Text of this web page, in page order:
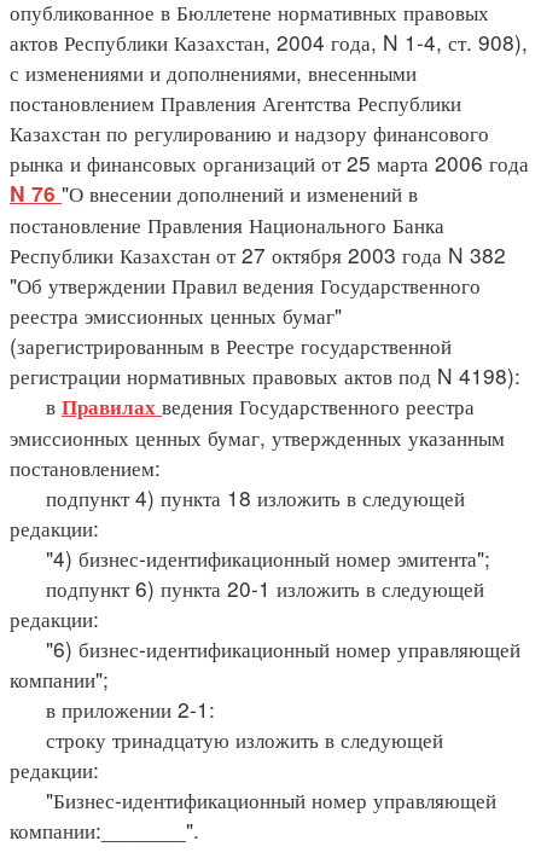
опубликованное в Бюллетене нормативных правовых
актов Республики Казахстан, 2004 года, N 1-4, ст. 908),
с изменениями и дополнениями, внесенными
постановлением Правления Агентства Республики
Казахстан по регулированию и надзору финансового
рынка и финансовых организаций от 25 марта 2006 года
N 76 "О внесении дополнений и изменений в
постановление Правления Национального Банка
Республики Казахстан от 27 октября 2003 года N 382
"Об утверждении Правил ведения Государственного
реестра эмиссионных ценных бумаг"
(зарегистрированным в Реестре государственной
регистрации нормативных правовых актов под N 4198):
в Правилах ведения Государственного реестра
эмиссионных ценных бумаг, утвержденных указанным
постановлением:
подпункт 4) пункта 18 изложить в следующей
редакции:
"4) бизнес-идентификационный номер эмитента";
подпункт 6) пункта 20-1 изложить в следующей
редакции:
"6) бизнес-идентификационный номер управляющей
компании";
в приложении 2-1:
строку тринадцатую изложить в следующей
редакции:
"Бизнес-идентификационный номер управляющей
компании:_______".